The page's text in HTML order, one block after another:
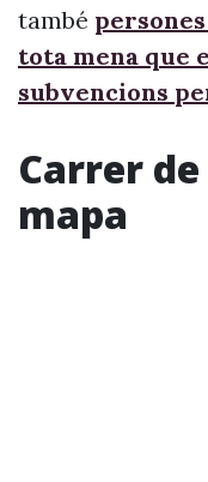
també
tota mena que
subvencions
Carrer
mapa